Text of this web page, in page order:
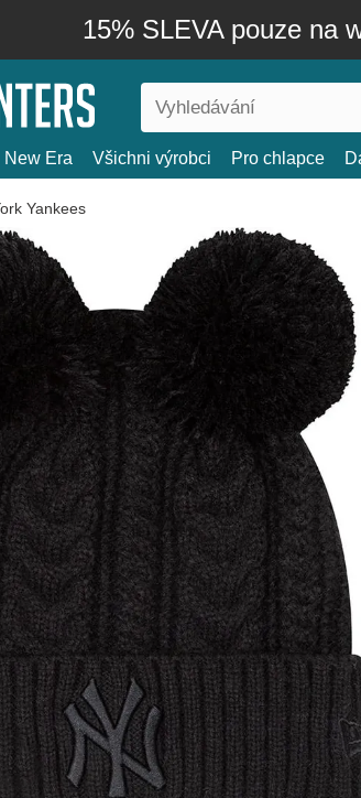
15% SLEVA pouze na
New Era Všichni výrobci Pro chlapce
Yankees